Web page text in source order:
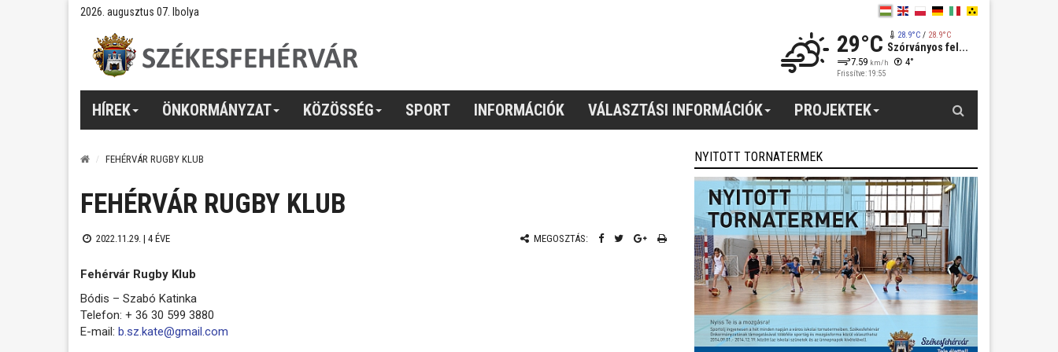
2026. augusztus 07. Ibolya
29°C 28.9°C/ 28.9°C
Szórványos fel...
7.59 km/h 4°
Frissítve: 19:55
HÍREK ÖNKORMÁNYZAT KÖZÖSSÉG SPORT INFORMÁCIÓK VÁLASZTÁSI INFORMÁCIÓK PROJEKTEK
FEHÉRVÁR RUGBY KLUB
FEHÉRVÁR RUGBY KLUB
2022.11.29. | 4 ÉVE MEGOSZTÁS:
Fehérvár Rugby Klub
Bódis – Szabó Katinka
Telefon: + 36 30 599 3880
E-mail: b.sz.kate@gmail.com
NYITOTT TORNATERMEK